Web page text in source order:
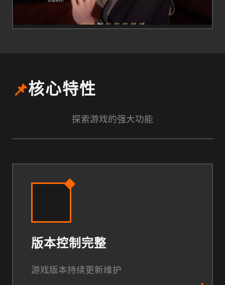
📌核心特性
探索游戏的强大功能
版本控制完整
游戏版本持续更新维护